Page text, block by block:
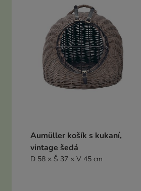
Aumüller košík s kukaní,
vintage šedá
D 58 × Š 37 × V 45 cm